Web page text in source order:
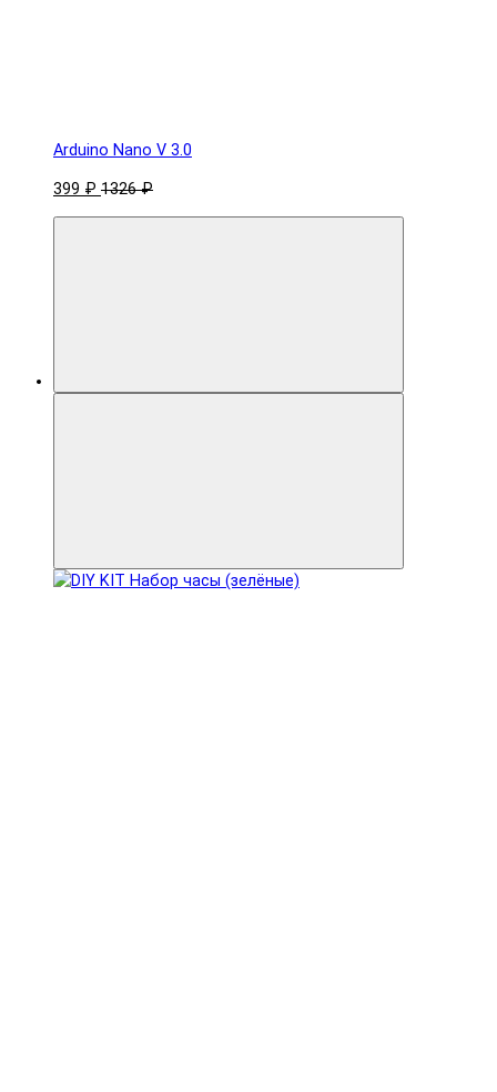
Arduino Nano V 3.0
399 ₽ 1326 ₽